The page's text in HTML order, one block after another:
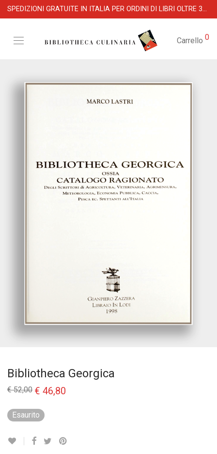
SPEDIZIONI GRATUITE IN ITALIA PER ORDINI DI LIBRI OLTRE 39 €
Carrello 0
Bibliotheca Georgica
€52,00 Il
prezzo
era:
€ 52,00.
€ 46,80
Esaurito